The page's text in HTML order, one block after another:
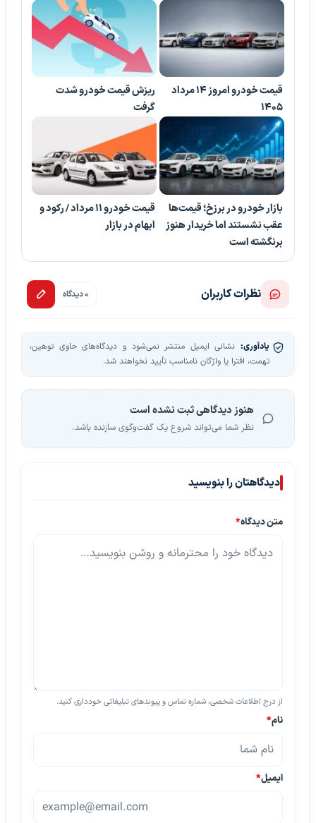
قیمت خودرو امروز 14 مرداد
1405
ریزش قیمت خودرو شدت
گرفت
بازار خودرو در برزخ؛ قیمت‌ها
عقب نشستند اما خریدار هنوز
برنگشته است
قیمت خودرو ۱۱ مرداد / رکود و
ابهام در بازار
نظرات کاربران 0 دیدگاه
یادآوری: نشانی ایمیل منتشر نمی‌شود و دیدگاه‌های حاوی توهین،
تهمت، افترا یا واژگان نامناسب تأیید نخواهند شد.
هنوز دیدگاهی ثبت نشده است
نظر شما می‌تواند شروع یک گفت‌وگوی سازنده باشد.
دیدگاهتان را بنویسید
متن دیدگاه*
از درج اطلاعات شخصی، شماره تماس و پیوندهای تبلیغاتی خودداری کنید.
نام*
ایمیل*